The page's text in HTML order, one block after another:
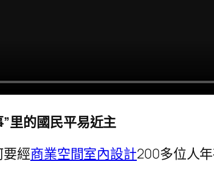
里的國民平易近主
要經商業空間室內設計200多位人